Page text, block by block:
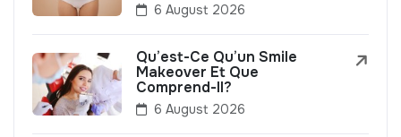
6 August 2026
Qu’est-Ce Qu’un Smile
Makeover Et Que
Comprend-Il?
6 August 2026